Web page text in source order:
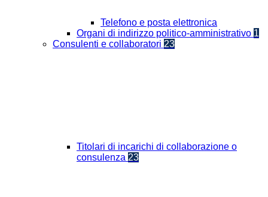
Telefono e posta elettronica
Organi di indirizzo politico-amministrativo 1
Consulenti e collaboratori 23
Titolari di incarichi di collaborazione o
consulenza 23